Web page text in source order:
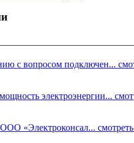
с вопросом подключен...
электроэнергии...
«Электроконсал...